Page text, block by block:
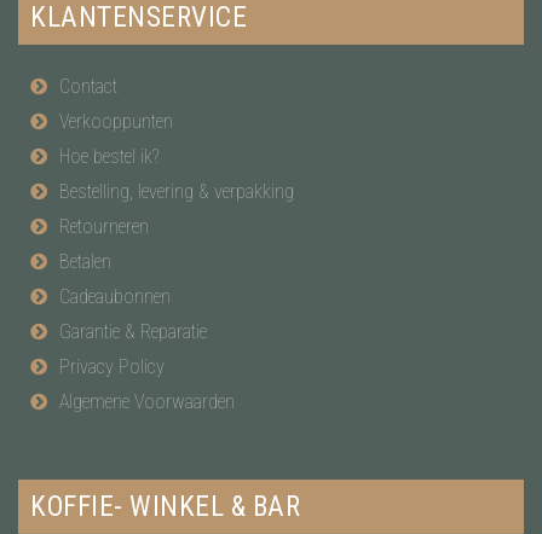
KLANTENSERVICE
Contact
Verkooppunten
Hoe bestel ik?
Bestelling, levering & verpakking
Retourneren
Betalen
Cadeaubonnen
Garantie & Reparatie
Privacy Policy
Algemene Voorwaarden
KOFFIE- WINKEL & BAR